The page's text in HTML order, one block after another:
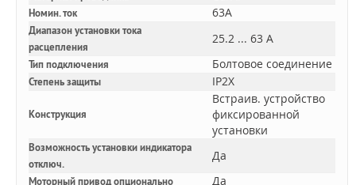
Номин. ток 63A
Диапазон установки тока
расцепления
25.2 ... 63 А
Тип подключения Болтовое соединение
Степень защиты IP2X
Конструкция
Встраив. устройство
фиксированной
установки
Возможность установки индикатора
отключ.
Да
Моторный привод опционально Да